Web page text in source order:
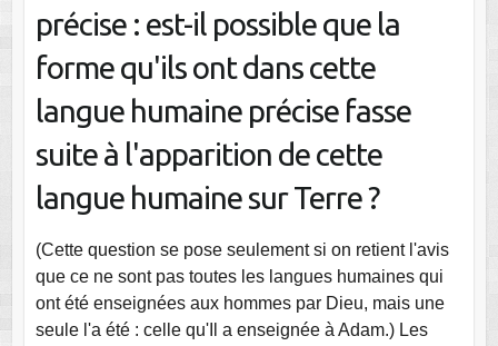
précise : est-il possible que la
forme qu'ils ont dans cette
langue humaine précise fasse
suite à l'apparition de cette
langue humaine sur Terre ?
(Cette question se pose seulement si on retient l'avis
que ce ne sont pas toutes les langues humaines qui
ont été enseignées aux hommes par Dieu, mais une
seule l'a été : celle qu'Il a enseignée à Adam.) Les